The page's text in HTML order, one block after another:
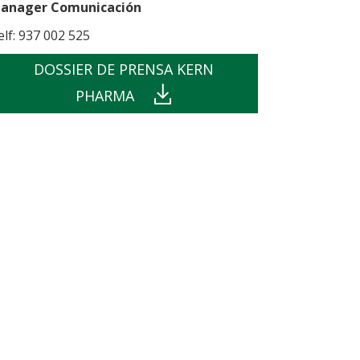
Comunicación
937 002 525
DOSSIER DE PRENSA KERN
PHARMA